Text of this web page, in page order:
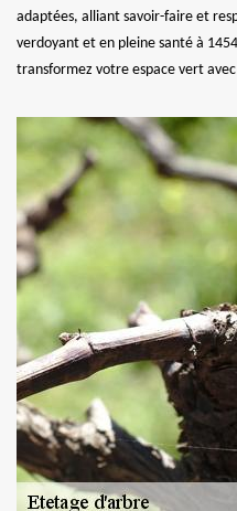
adaptées, alliant savoir-faire et
verdoyant et en pleine santé à
transformez votre espace vert avec